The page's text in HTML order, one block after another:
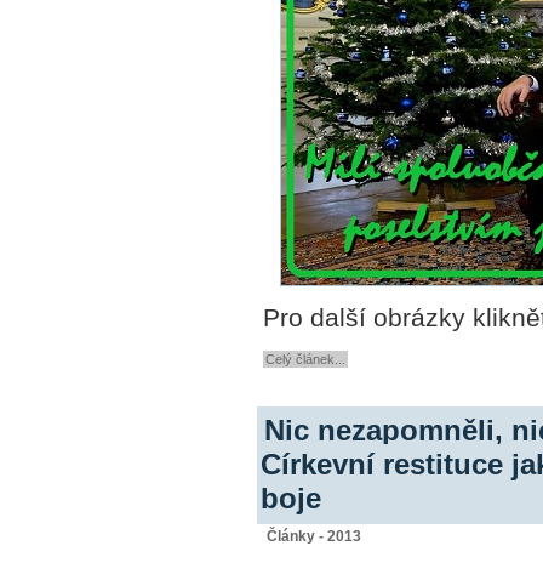
Pro další obrázky
Celý článek...
Nic nezapomněli,
Církevní restituce
boje
Články - 2013